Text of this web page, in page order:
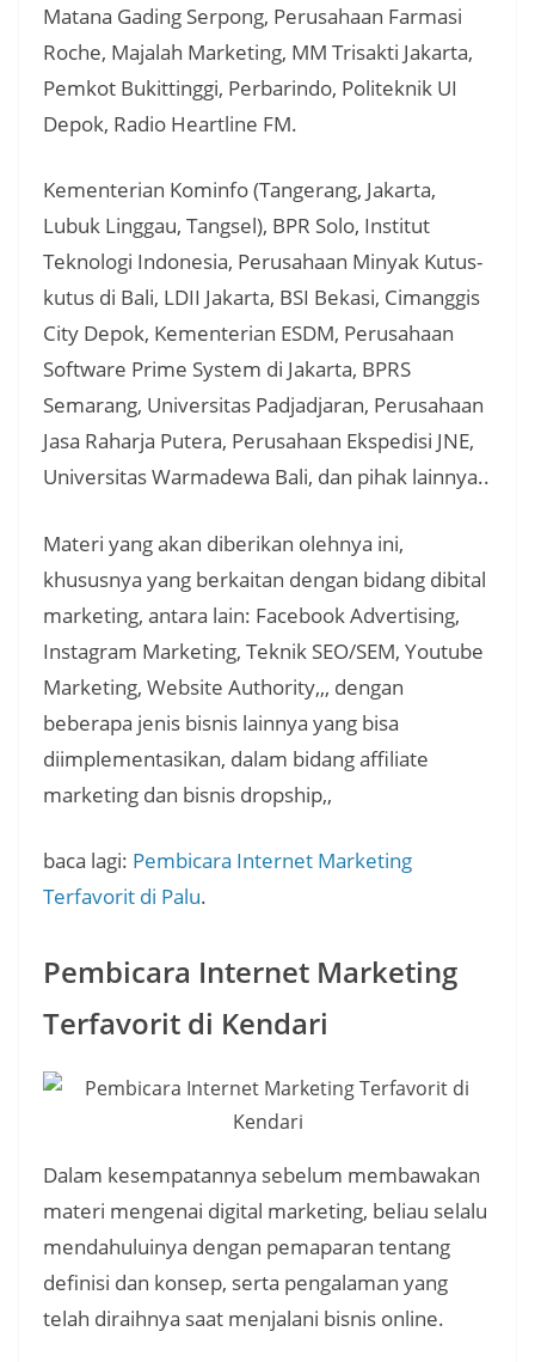
Matana Gading Serpong, Perusahaan Farmasi
Roche, Majalah Marketing, MM Trisakti Jakarta,
Pemkot Bukittinggi, Perbarindo, Politeknik UI
Depok, Radio Heartline FM.
Kementerian Kominfo (Tangerang, Jakarta,
Lubuk Linggau, Tangsel), BPR Solo, Institut
Teknologi Indonesia, Perusahaan Minyak Kutus-
kutus di Bali, LDII Jakarta, BSI Bekasi, Cimanggis
City Depok, Kementerian ESDM, Perusahaan
Software Prime System di Jakarta, BPRS
Semarang, Universitas Padjadjaran, Perusahaan
Jasa Raharja Putera, Perusahaan Ekspedisi JNE,
Universitas Warmadewa Bali, dan pihak lainnya..
Materi yang akan diberikan olehnya ini,
khususnya yang berkaitan dengan bidang dibital
marketing, antara lain: Facebook Advertising,
Instagram Marketing, Teknik SEO/SEM, Youtube
Marketing, Website Authority,,, dengan
beberapa jenis bisnis lainnya yang bisa
diimplementasikan, dalam bidang affiliate
marketing dan bisnis dropship,,
baca lagi: Pembicara Internet Marketing
Terfavorit di Palu.
Pembicara Internet Marketing
Terfavorit di Kendari
Dalam kesempatannya sebelum membawakan
materi mengenai digital marketing, beliau selalu
mendahuluinya dengan pemaparan tentang
definisi dan konsep, serta pengalaman yang
telah diraihnya saat menjalani bisnis online.